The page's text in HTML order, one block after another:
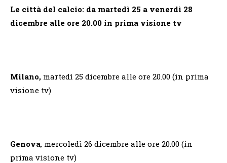
Le città del calcio: da martedì 25 a venerdì 28
dicembre alle ore 20.00 in prima visione tv
Milano, martedì 25 dicembre alle ore 20.00 (in prima
visione tv)
Genova, mercoledì 26 dicembre alle ore 20.00 (in
prima visione tv)